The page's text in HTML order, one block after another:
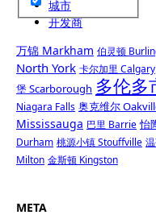
城市
开发商
万锦 Markham 伯灵顿
North York 卡尔加里 Calgary
堡 Scarborough 多伦
Niagara Falls 奥克维尔
Mississauga 巴里 Barrie 怡
Durham 桃源小镇 Stouffville
Milton 金斯顿 Kingston
META